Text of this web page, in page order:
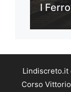
I
Lindiscreto.it
Corso